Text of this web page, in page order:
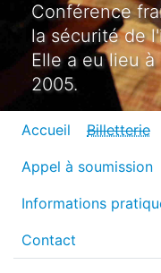
Conférence
la sécurité de
Elle a eu lieu
2005.
Accueil Billetterie
Appel à soumission
Informations
Contact